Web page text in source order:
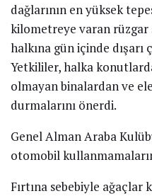
dağlarının en yüksek
kilometreye varan rüzgar
halkına gün içinde dışarı
Yetkililer, halka
olmayan binalardan ve
durmalarını önerdi.
Genel Alman Araba
otomobil
Fırtına sebebiyle